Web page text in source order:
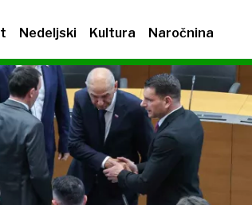
Nedeljski Kultura Naročnina